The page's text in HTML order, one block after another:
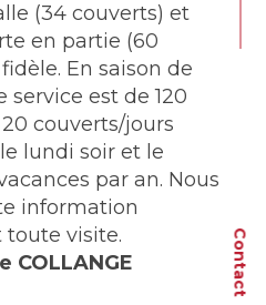
Contact
(34 couverts) et
en partie (60
En saison de
est de 120
couverts/jours
lundi soir et le
par an. Nous
information
visite.
COLLANGE